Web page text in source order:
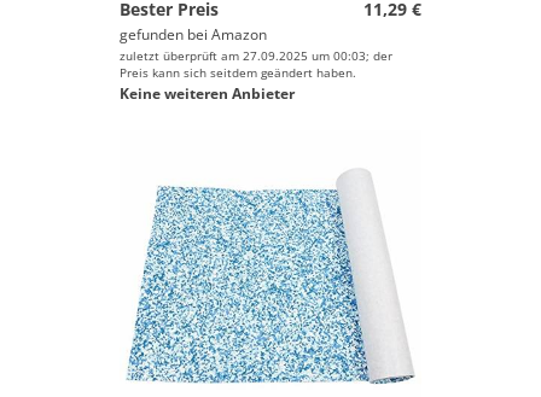
Bester Preis
11,29 €
gefunden bei Amazon
zuletzt überprüft am 27.09.2025 um 00:03; der
Preis kann sich seitdem geändert haben.
Keine weiteren Anbieter